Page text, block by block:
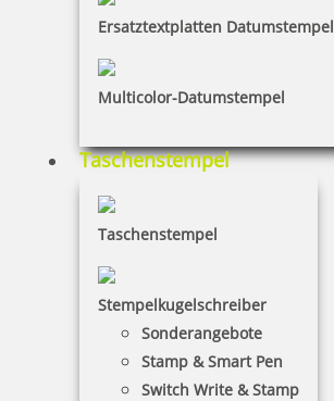
Ersatztextplatten Datumstempel
Multicolor-Datumstempel
Taschenstempel
Taschenstempel
Stempelkugelschreiber
Sonderangebote
Stamp & Smart Pen
Switch Write & Stamp